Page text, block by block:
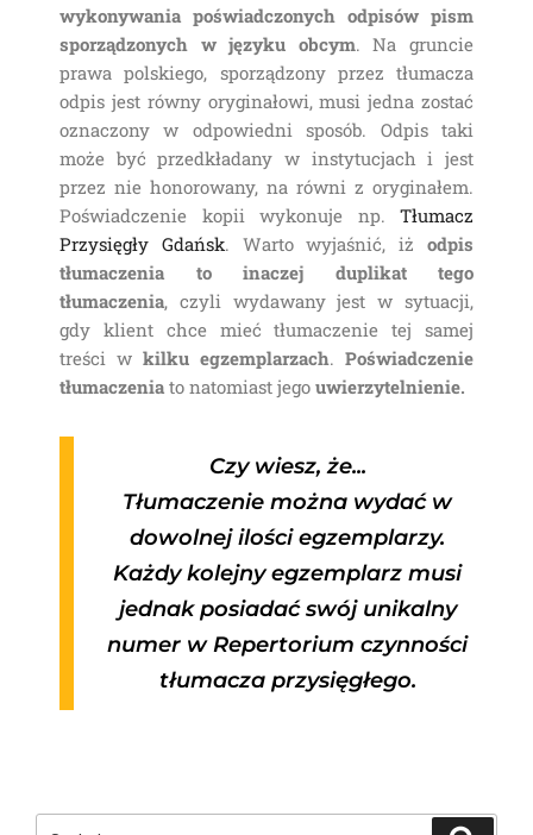
wykonywania poświadczonych odpisów pism
sporządzonych w języku obcym. Na gruncie
prawa polskiego, sporządzony przez tłumacza
odpis jest równy oryginałowi, musi jedna zostać
oznaczony w odpowiedni sposób. Odpis taki
może być przedkładany w instytucjach i jest
przez nie honorowany, na równi z oryginałem.
Poświadczenie kopii wykonuje np. Tłumacz
Przysięgły Gdańsk. Warto wyjaśnić, iżodpis
tłumaczenia to inaczej duplikat tego
tłumaczenia, czyli wydawany jest w sytuacji,
gdy klient chce mieć tłumaczenie tej samej
treści w kilku egzemplarzach. Poświadczenie
tłumaczenia to natomiast jego uwierzytelnienie.
Czy wiesz, że...
Tłumaczenie można wydać w
dowolnej ilości egzemplarzy.
Każdy kolejny egzemplarz musi
jednak posiadać swój unikalny
numer w Repertorium czynności
tłumacza przysięgłego.